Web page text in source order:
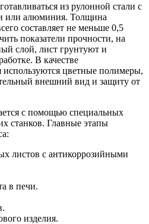
из рулонной стали с
или алюминия. Толщина
составляет не меньше 0,5
показатели прочности, на
слой, лист грунтуют и
В качестве
используются цветные полимеры,
внешний вид и защиту от
с помощью специальных
станков. Главные этапы
листов с антикоррозийными
в печи.
изделия.